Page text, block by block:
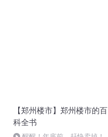
【郑州楼市】郑州楼市的百
科全书